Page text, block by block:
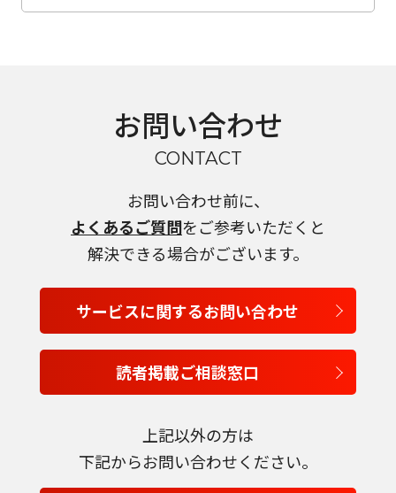
お問い合わせ
CONTACT
お問い合わせ前に、
よくあるご質問をご参考いただくと
解決できる場合がございます。
サービスに関するお問い合わせ
読者掲載ご相談窓口
上記以外の方は
下記からお問い合わせください。